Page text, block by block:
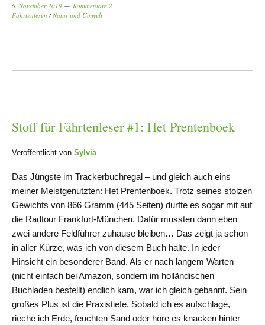
6. November 2019
Kommentare 2
Fährtenlesen /Natur und Umwelt
Stoff für Fährtenleser #1: Het Prentenboek
Veröffentlicht von Sylvia
Das Jüngste im Trackerbuchregal – und gleich auch eins
meiner Meistgenutzten: Het Prentenboek. Trotz seines stolzen
Gewichts von 866 Gramm (445 Seiten) durfte es sogar mit auf
die Radtour Frankfurt-München. Dafür mussten dann eben
zwei andere Feldführer zuhause bleiben… Das zeigt ja schon
in aller Kürze, was ich von diesem Buch halte. In jeder
Hinsicht ein besonderer Band. Als er nach langem Warten
(nicht einfach bei Amazon, sondern im holländischen
Buchladen bestellt) endlich kam, war ich gleich gebannt. Sein
großes Plus ist die Praxistiefe. Sobald ich es aufschlage,
rieche ich Erde, feuchten Sand oder höre es knacken hinter